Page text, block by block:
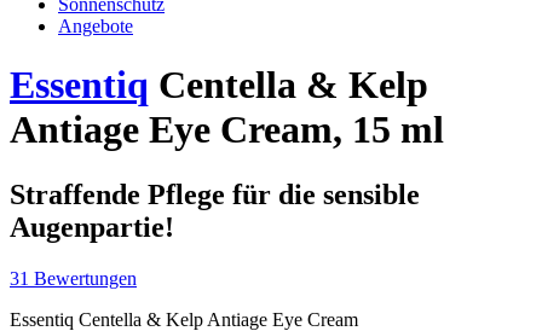
Sonnenschutz
Angebote
Essentiq Centella & Kelp
Antiage Eye Cream, 15 ml
Straffende Pflege für die sensible
Augenpartie!
31 Bewertungen
Essentiq Centella & Kelp Antiage Eye Cream